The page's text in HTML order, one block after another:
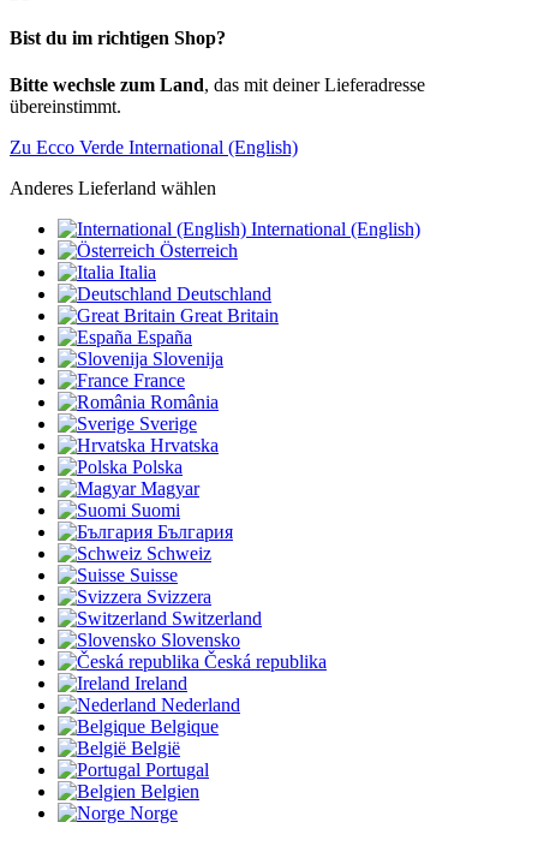
Bist du im richtigen Shop?
Bitte wechsle zum Land, das mit deiner Lieferadresse
übereinstimmt.
Zu Ecco Verde International (English)
Anderes Lieferland wählen
International (English)
Österreich
Italia
Deutschland
Great Britain
España
Slovenija
France
România
Sverige
Hrvatska
Polska
Magyar
Suomi
България
Schweiz
Suisse
Svizzera
Switzerland
Slovensko
Česká republika
Ireland
Nederland
Belgique
België
Portugal
Belgien
Norge